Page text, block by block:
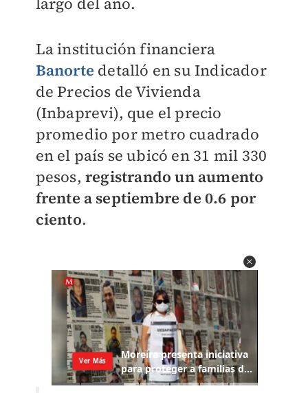
La institución financiera
Banorte detalló en su Indicador
de Precios de Vivienda
(Inbaprevi), que el precio
promedio por metro cuadrado
en el país se ubicó en 31 mil 330
pesos, registrando un aumento
frente a septiembre de 0.6 por
ciento.